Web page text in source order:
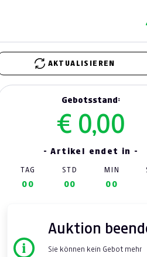
AKTUALISIEREN
Gebotsstand:
€ 0,00
- Artikel endet in -
TAG STD MIN
00 00 00
Auktion
Sie können kein Gebot mehr